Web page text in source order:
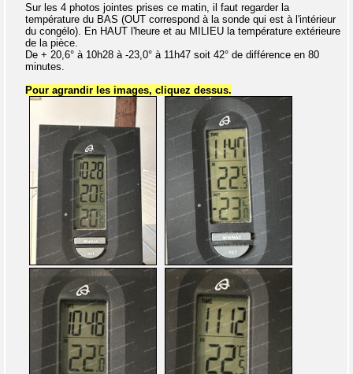
Sur les 4 photos jointes prises ce matin, il faut regarder la
température du BAS (OUT correspond à la sonde qui est à l'intérieur
du congélo). En HAUT l'heure et au MILIEU la température extérieure
de la pièce.
De + 20,6° à 10h28 à -23,0° à 11h47 soit 42° de différence en 80
minutes.
Pour agrandir les images, cliquez dessus.